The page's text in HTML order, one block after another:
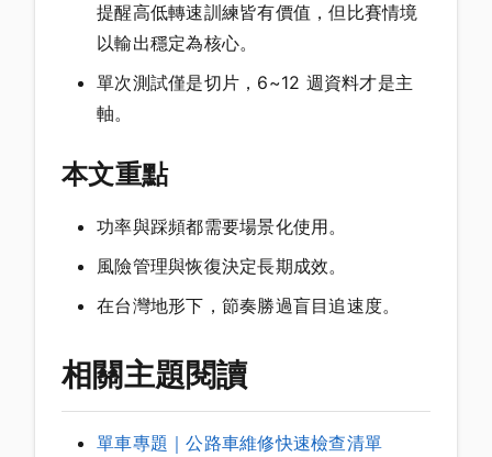
提醒高低轉速訓練皆有價值，但比賽情境
以輸出穩定為核心。
單次測試僅是切片，6~12 週資料才是主
軸。
本文重點
功率與踩頻都需要場景化使用。
風險管理與恢復決定長期成效。
在台灣地形下，節奏勝過盲目追速度。
相關主題閱讀
單車專題｜公路車維修快速檢查清單